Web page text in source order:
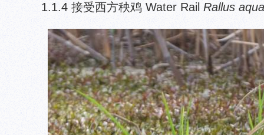
1.1.4 接受西方秧鸡 Water Rail Rallus